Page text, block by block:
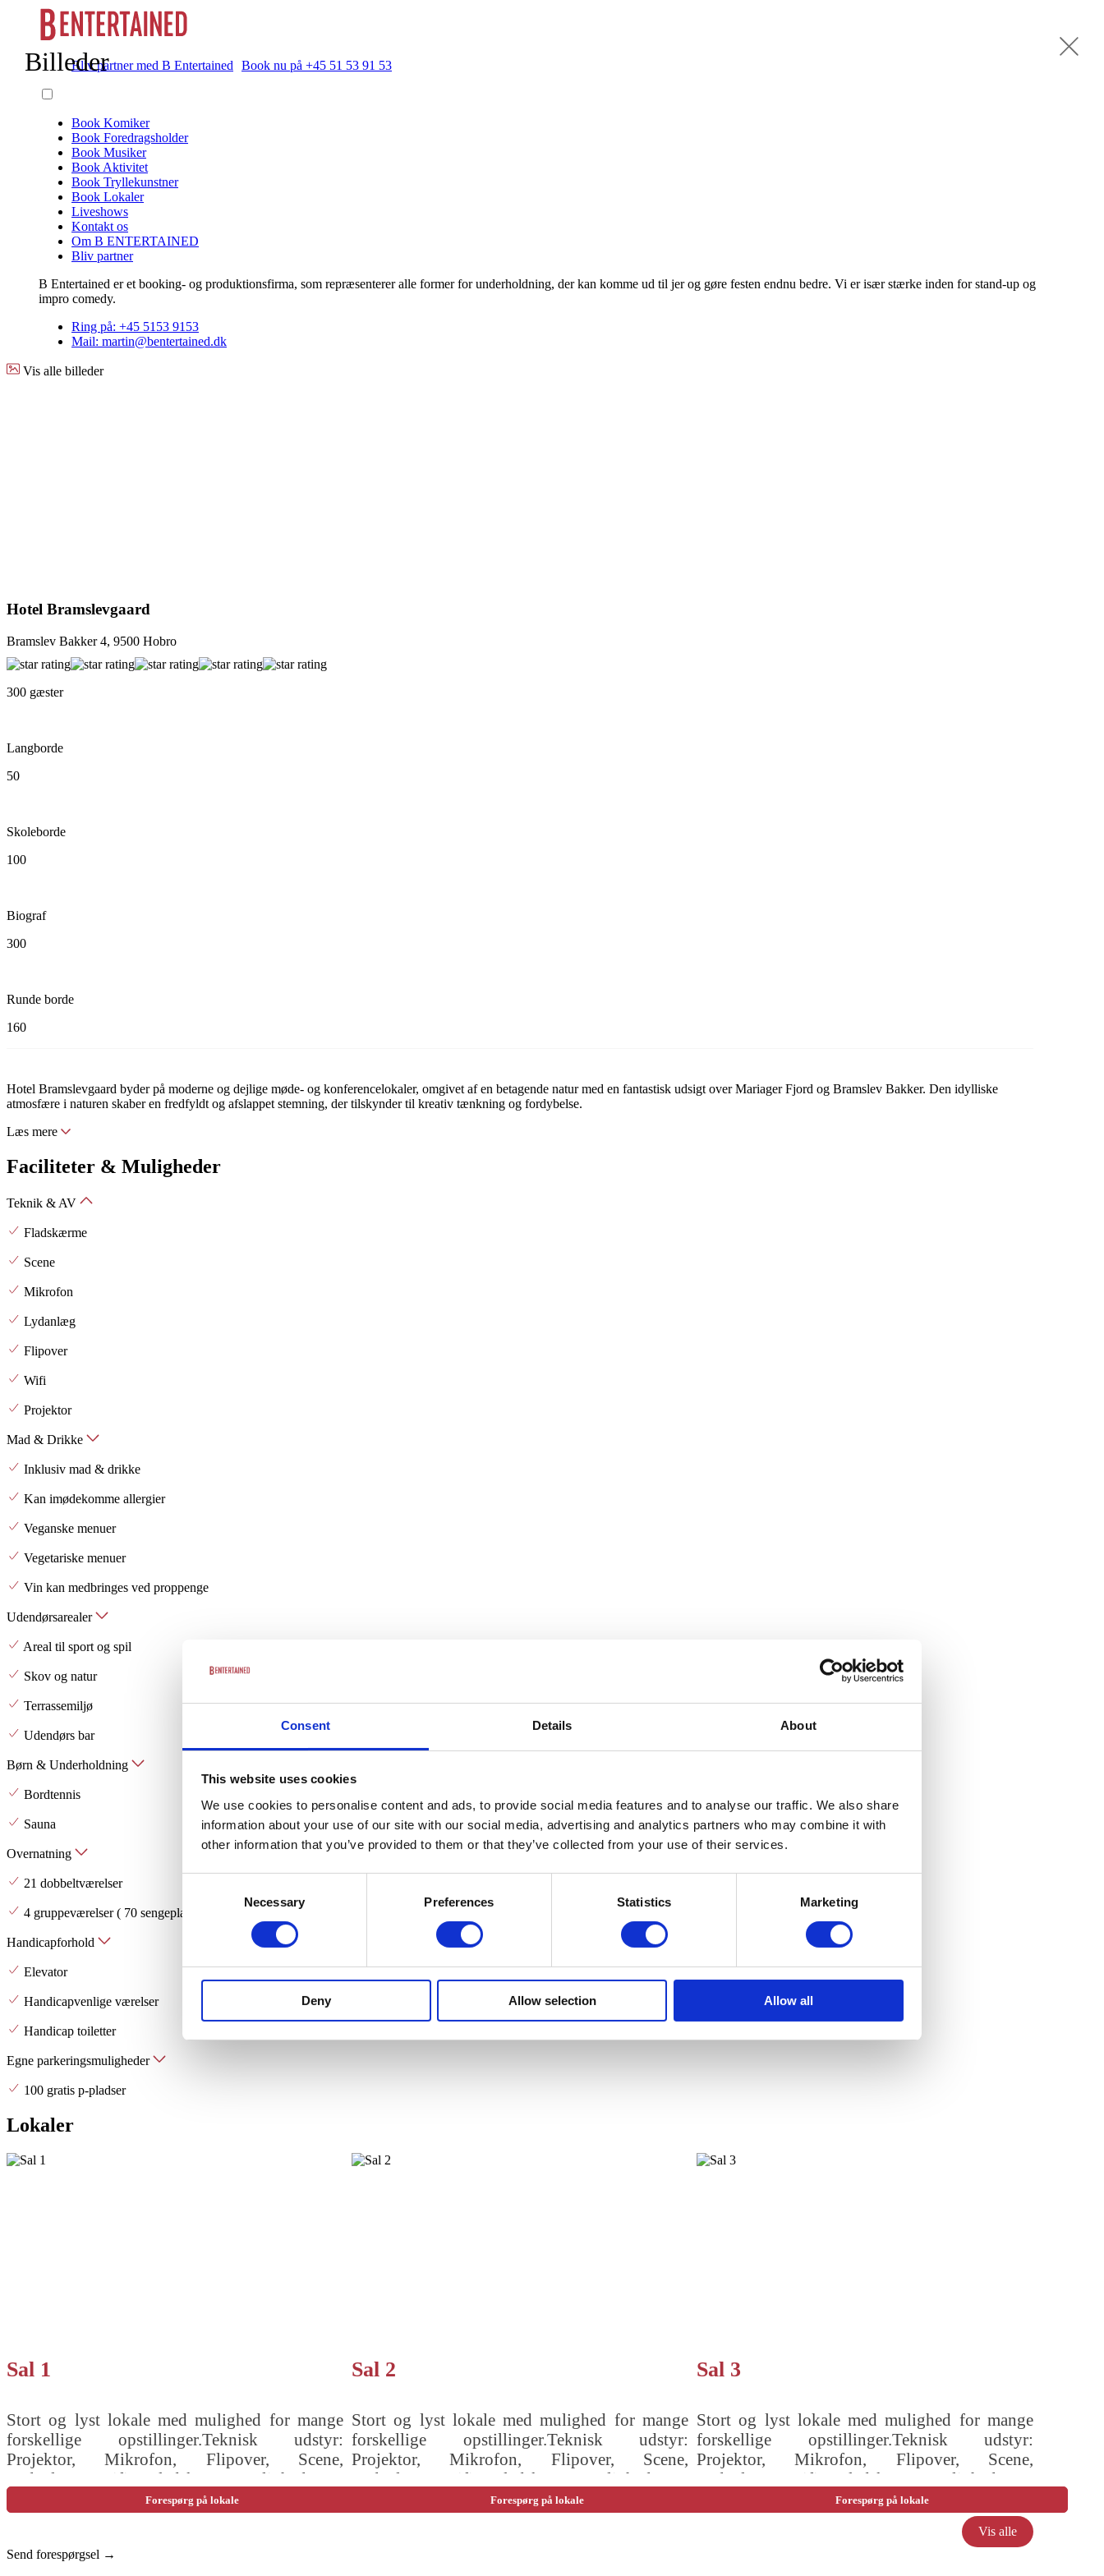
Consent Details About
This website uses cookies
We use cookies to personalise content and ads, to provide social media features and to analyse our traffic. We also share
information about your use of our site with our social media, advertising and analytics partners who may combine it with
other information that you’ve provided to them or that they’ve collected from your use of their services.
Necessary Preferences Statistics Marketing
Deny Allow selection Allow all
Bliv partner med B Entertained Book nu på +45 51 53 91 53
Book Komiker
Book Foredragsholder
Book Musiker
Book Aktivitet
Book Tryllekunstner
Book Lokaler
Liveshows
Kontakt os
Om B ENTERTAINED
Bliv partner
B Entertained er et booking- og produktionsfirma, som repræsenterer alle former for underholdning, der kan komme ud til jer og gøre festen endnu bedre. Vi er især stærke inden for stand-up og
impro comedy.
Ring på: +45 5153 9153
Mail: martin@bentertained.dk
Vis alle billeder
Billeder
Hotel Bramslevgaard
Bramslev Bakker 4, 9500 Hobro
300 gæster
Langborde
50
Skoleborde
100
Biograf
300
Runde borde
160
Hotel Bramslevgaard byder på moderne og dejlige møde- og konferencelokaler, omgivet af en betagende natur med en fantastisk udsigt over Mariager Fjord og Bramslev Bakker. Den idylliske
atmosfære i naturen skaber en fredfyldt og afslappet stemning, der tilskynder til kreativ tænkning og fordybelse.
Læs mere
Faciliteter & Muligheder
Teknik & AV
Fladskærme
Scene
Mikrofon
Lydanlæg
Flipover
Wifi
Projektor
Mad & Drikke
Inklusiv mad & drikke
Kan imødekomme allergier
Veganske menuer
Vegetariske menuer
Vin kan medbringes ved proppenge
Udendørsarealer
Areal til sport og spil
Skov og natur
Terrassemiljø
Udendørs bar
Børn & Underholdning
Bordtennis
Sauna
Overnatning
21 dobbeltværelser
4 gruppeværelser ( 70 sengepladser i alt )
Handicapforhold
Elevator
Handicapvenlige værelser
Handicap toiletter
Egne parkeringsmuligheder
100 gratis p-pladser
Lokaler
Sal 1
Stort og lyst lokale med mulighed for mange
forskellige opstillinger.Teknisk udstyr:
Projektor, Mikrofon, Flipover, Scene,
Lydanlæg, Wifi, Fladskærme.Mulighed for
opstilling: Hestesko ( 26 pers ) Runde Borde (
50 pers ) Sildeben ( 28 pers )
Forespørg på lokale
Sal 2
Stort og lyst lokale med mulighed for mange
forskellige opstillinger.Teknisk udstyr:
Projektor, Mikrofon, Flipover, Scene,
Lydanlæg, Wifi, Fladskærme.Mulighed for
opstilling: Langborde ( 30 pers ) Skoleborde (
60 pers ) Biograf ( 130 pers )
Forespørg på lokale
Sal 3
Stort og lyst lokale med mulighed for mange
forskellige opstillinger.Teknisk udstyr:
Projektor, Mikrofon, Flipover, Scene,
Lydanlæg, Wifi, Fladskærme.Mulighed for
opstilling: Hestesko ( 30 pers ) Runde borde (
40 pers ) Sildeben ( 30 pers ) Skoleborde ( 30
Forespørg på lokale
Vis alle
Send forespørgsel →